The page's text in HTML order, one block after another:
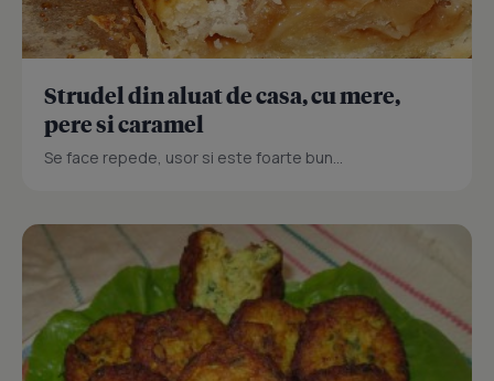
Strudel din aluat de casa, cu mere,
pere si caramel
Se face repede, usor si este foarte bun...